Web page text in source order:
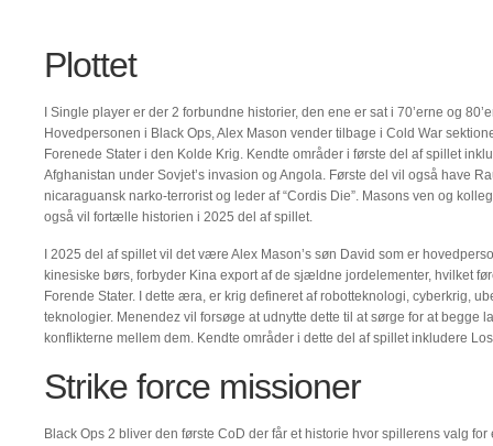
Plottet
I Single player er der 2 forbundne historier, den ene er sat i 70’erne og
Hovedpersonen i Black Ops, Alex Mason vender tilbage i Cold War
Forenede Stater i den Kolde Krig. Kendte områder i første del af spillet
Afghanistan under Sovjet’s invasion og Angola. Første del vil også have
nicaraguansk narko-terrorist og leder af “Cordis Die”. Masons ven og
også vil fortælle historien i 2025 del af spillet.
I 2025 del af spillet vil det være Alex Mason’s søn David som er
kinesiske børs, forbyder Kina export af de sjældne jordelementer, hvilket
Forende Stater. I dette æra, er krig defineret af robotteknologi, cyberkrig,
teknologier. Menendez vil forsøge at udnytte dette til at sørge for at begge
konflikterne mellem dem. Kendte områder i dette del af spillet inkludere
Strike force missioner
Black Ops 2 bliver den første CoD der får et historie hvor spillerens valg